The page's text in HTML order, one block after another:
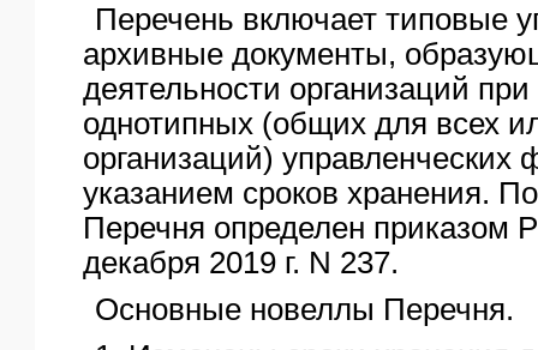
Перечень включает типовые
архивные документы,
деятельности организаций
однотипных (общих для всех
организаций) управленческих
указанием сроков хранения.
Перечня определен приказом
декабря 2019 г. N 237.
Основные новеллы Перечня.